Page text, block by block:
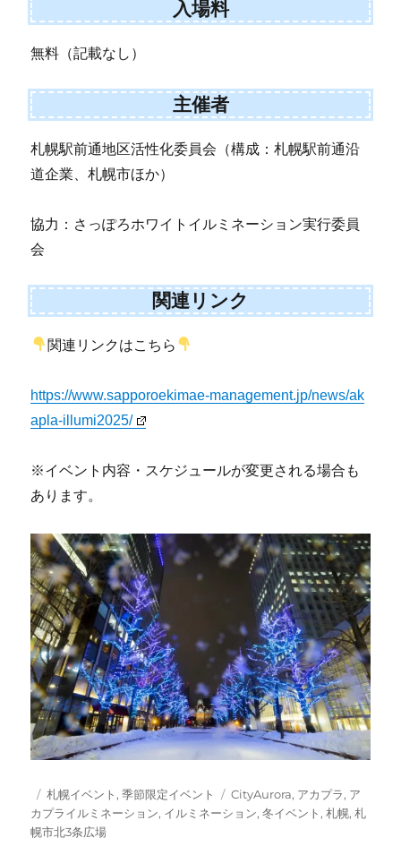
入場料
無料（記載なし）
主催者
札幌駅前通地区活性化委員会（構成：札幌駅前通沿
道企業、札幌市ほか）
協力：さっぽろホワイトイルミネーション実行委員
会
関連リンク
関連リンクはこちら
https://www.sapporoekimae-management.jp/news/ak
apla-illumi2025/
※イベント内容・スケジュールが変更される場合も
あります。
投
稿
日:
カ
テ
ゴ
札幌イベント ,季節限定イベント
タ
グ
CityAurora, アカプラ, ア
カプライルミネーション, イルミネーション,冬イベント ,札幌,札
幌市北3条広場